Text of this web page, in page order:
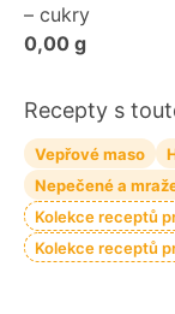
– cukry
0,00 g
Recepty s
Vepřové maso
Nepečené a
Kolekce receptů
Kolekce receptů